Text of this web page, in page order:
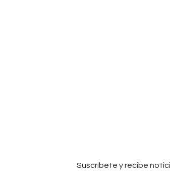
Suscríbete y recibe